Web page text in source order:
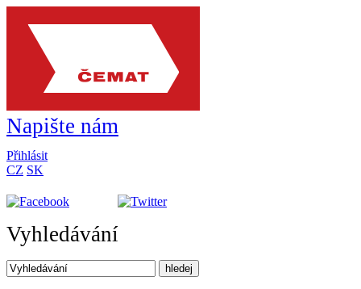
Napište nám
Přihlásit
CZ SK
Vyhledávání
hledej